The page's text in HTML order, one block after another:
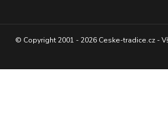
© Copyright 2001 - 2026 Ceske-tradice.cz -